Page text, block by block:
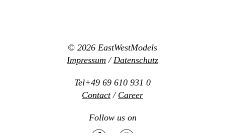
© 2026 EastWestModels
Impressum /Datenschutz
Tel+49 69 610 931 0
Contact/ Career
Follow us on